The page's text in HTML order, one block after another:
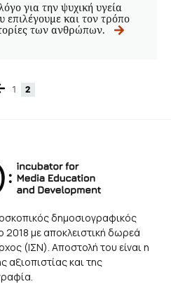
για την ψυχική υγεία
επιλέγουμε και τον τρόπο
των ανθρώπων.
Page
1 Page
2
δημοσιογραφικός
2018 με αποκλειστική δωρεά
(ΙΣΝ). Αποστολή του είναι η
αξιοπιστίας και της